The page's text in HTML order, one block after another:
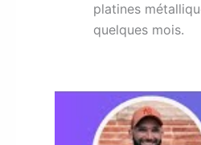
platines
quelques mois.